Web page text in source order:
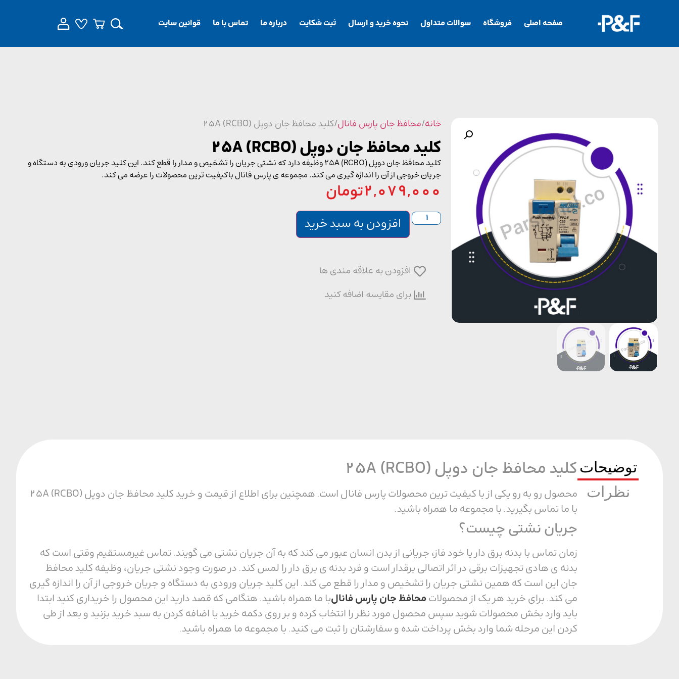
صفحه اصلی فروشگاه سوالات متداول نحوه خرید و ارسال ثبت شکایت درباره ما تماس با ما قوانین سایت
خانه/محافظ جان پارس فانال/ کلید محافظ جان دوپل 25A (RCBO)
کلید محافظ جان دوپل 25A (RCBO)
کلید محافظ جان دوپل 25A (RCBO) وظیفه دارد که نشتی جریان را تشخیص و مدار را قطع کند. این کلید جریان ورودی به دستگاه و
جریان خروجی از آن را اندازه گیری می کند. مجموعه ی پارس فانال باکیفیت ترین محصولات را عرضه می کند.
2,079,000تومان
افزودن به سبد خرید
افزودن به علاقه مندی ها
برای مقایسه اضافه کنید
توضیحات
نظرات
کلید محافظ جان دوپل 25A (RCBO)
محصول رو به رو یکی از با کیفیت ترین محصولات پارس فانال است. همچنین برای اطلاع از قیمت و خرید کلید محافظ جان دوپل 25A (RCBO)
با ما تماس بگیرید. با مجموعه ما همراه باشید.
جریان نشتی چیست؟
زمان تماس با بدنه برق دار یا خود فاز، جریانی از بدن انسان عبور می کند که به آن جریان نشتی می گویند. تماس غیرمستقیم وقتی است که
بدنه ی هادی تجهیزات برقی در اثر اتصالی برقدار است و فرد بدنه ی برق دار را لمس کند. در صورت وجود نشتی جریان، وظیفه کلید محافظ
جان این است که همین نشتی جریان را تشخیص و مدار را قطع می کند. این کلید جریان ورودی به دستگاه و جریان خروجی از آن را اندازه گیری
می کند. برای خرید هر یک از محصولات محافظ جان پارس فانالبا ما همراه باشید. هنگامی که قصد دارید این محصول را خریداری کنید ابتدا
باید وارد بخش محصولات شوید سپس محصول مورد نظر را انتخاب کرده و بر روی دکمه خرید یا اضافه کردن به سبد خرید بزنید و بعد از طی
کردن این مرحله شما وارد بخش پرداخت شده و سفارشتان را ثبت می کنید. با مجموعه ما همراه باشید.